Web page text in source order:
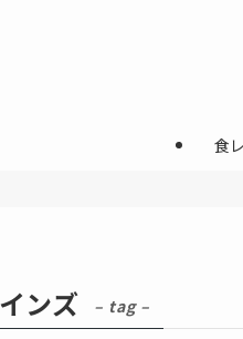
食
ンズ – tag –